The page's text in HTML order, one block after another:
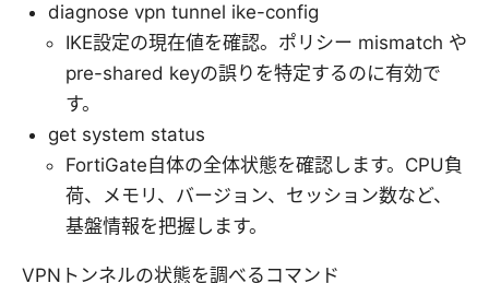
diagnose vpn tunnel ike-config
IKE設定の現在値を確認。ポリシー mismatch や
pre-shared keyの誤りを特定するのに有効で
す。
get system status
FortiGate自体の全体状態を確認します。CPU負
荷、メモリ、バージョン、セッション数など、
基盤情報を把握します。
VPNトンネルの状態を調べるコマンド